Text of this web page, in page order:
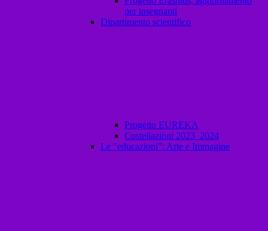
per insegnanti
Dipartimento scientifico
Progetto EUREKA
Costellazioni 2023_2024
Le "educazioni": Arte e Immagine